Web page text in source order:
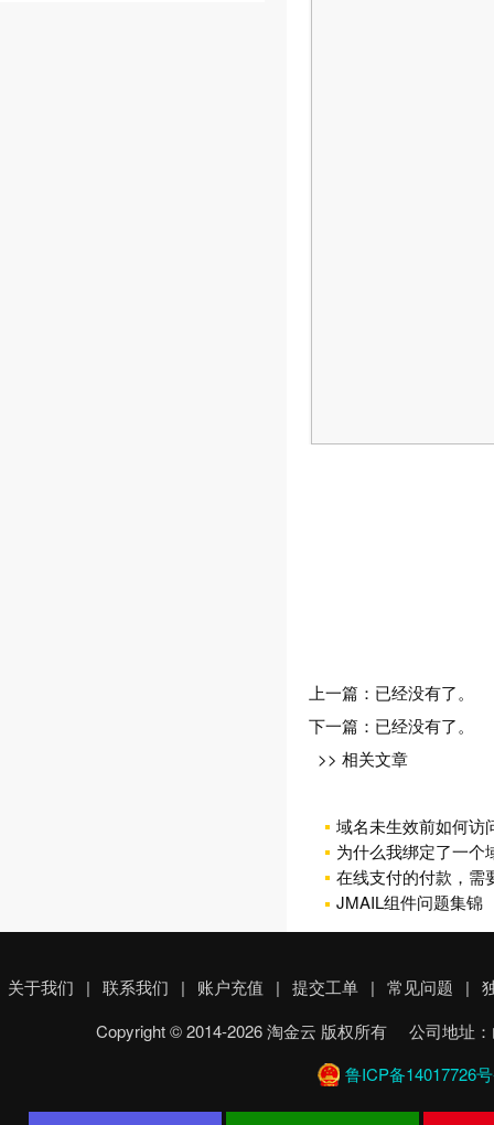
上一篇：已经没有了。
下一篇：已经没有了。
>> 相关文章
域名未生效前如何访
为什么我绑定了一个
在线支付的付款，需
JMAIL组件问题集锦
关于我们 | 联系我们 | 账户充值 | 提交工单 | 常见问题 |
Copyright © 2014-2026 淘金云 版权所有 公司地址
鲁ICP备14017726